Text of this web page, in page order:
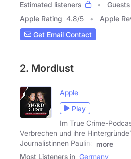
Estimated listeners
Guests
Apple Rating 4.8/5 Apple
Get Email Contact
2. Mordlust
Apple
Play
Im True Crime-
Verbrechen und ihre
Journalistinnen Paulina
more
Most Listeners in Germany